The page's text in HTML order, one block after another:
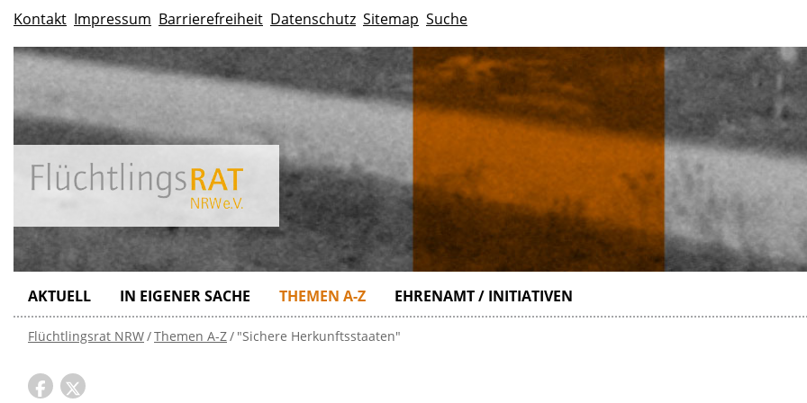
Kontakt Impressum Barrierefreiheit Datenschutz Sitemap Suche
AKTUELL IN EIGENER SACHE THEMEN A-Z EHRENAMT / INITIATIVEN
Flüchtlingsrat NRW Themen A-Z "Sichere Herkunftsstaaten"